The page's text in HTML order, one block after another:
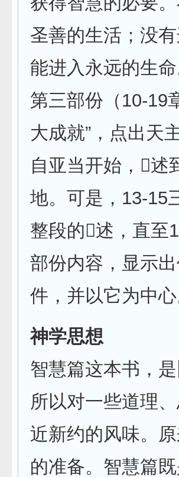
圣善的生活；没
能进入永远的生命
第三部份（10-19
大成就”，点出天
自亚当开始，述
地。可是，13-15
整段的述，直至
部份内容，显示
件，并以它为中心
神学思想
智慧篇这本书，
所以对一些道理
近新约的风味。
的准备。智慧篇